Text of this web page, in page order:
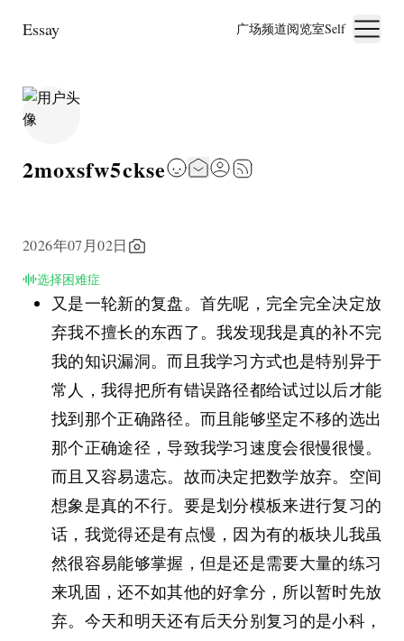
Essay 广场频道阅览室Self
2moxsfw5ckse
2026年07月02日
选择困难症
又是一轮新的复盘。首先呢，完全完全决定放
弃我不擅长的东西了。我发现我是真的补不完
我的知识漏洞。而且我学习方式也是特别异于
常人，我得把所有错误路径都给试过以后才能
找到那个正确路径。而且能够坚定不移的选出
那个正确途径，导致我学习速度会很慢很慢。
而且又容易遗忘。故而决定把数学放弃。空间
想象是真的不行。要是划分模板来进行复习的
话，我觉得还是有点慢，因为有的板块儿我虽
然很容易能够掌握，但是还是需要大量的练习
来巩固，还不如其他的好拿分，所以暂时先放
弃。今天和明天还有后天分别复习的是小科，